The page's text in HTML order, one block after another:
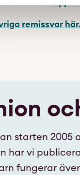
remissvar
remissvar
starten
har vi
fungerar